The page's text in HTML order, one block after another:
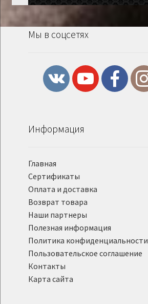
Мы в соцсетях
Информация
Главная
Сертификаты
Оплата и доставка
Возврат товара
Наши партнеры
Полезная информация
Политика конфиденциальности
Пользовательское соглашение
Контакты
Карта сайта